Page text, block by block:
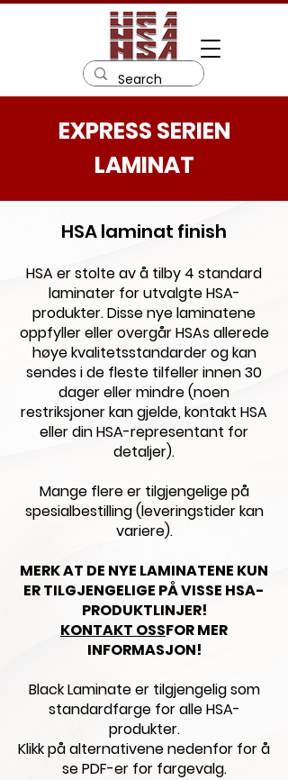
EXPRESS SERIEN
LAMINAT
HSA laminat finish
HSA er stolte av å tilby 4 standard
laminater for utvalgte HSA-
produkter. Disse nye laminatene
oppfyller eller overgår HSAs allerede
høye kvalitetsstandarder og kan
sendes i de fleste tilfeller innen 30
dager eller mindre (noen
restriksjoner kan gjelde, kontakt HSA
eller din HSA-representant for
detaljer).
Mange flere er tilgjengelige på
spesialbestilling (leveringstider kan
variere).
MERK AT DE NYE LAMINATENE KUN
ER TILGJENGELIGE PÅ VISSE HSA-
PRODUKTLINJER!
KONTAKT OSSFOR MER
INFORMASJON!
Black Laminate er tilgjengelig som
standardfarge for alle HSA-
produkter.
Klikk på alternativene nedenfor for å
se PDF-er for fargevalg.